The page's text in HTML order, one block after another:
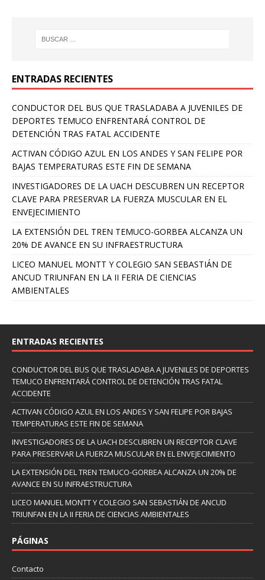
ENTRADAS RECIENTES
CONDUCTOR DEL BUS QUE TRASLADABA A JUVENILES DE
DEPORTES TEMUCO ENFRENTARÁ CONTROL DE
DETENCIÓN TRAS FATAL ACCIDENTE
ACTIVAN CÓDIGO AZUL EN LOS ANDES Y SAN FELIPE POR
BAJAS TEMPERATURAS ESTE FIN DE SEMANA
INVESTIGADORES DE LA UACH DESCUBREN UN RECEPTOR
CLAVE PARA PRESERVAR LA FUERZA MUSCULAR EN EL
ENVEJECIMIENTO
LA EXTENSIÓN DEL TREN TEMUCO-GORBEA ALCANZA UN
20% DE AVANCE EN SU INFRAESTRUCTURA
LICEO MANUEL MONTT Y COLEGIO SAN SEBASTIÁN DE
ANCUD TRIUNFAN EN LA II FERIA DE CIENCIAS
AMBIENTALES
ENTRADAS RECIENTES
CONDUCTOR DEL BUS QUE TRASLADABA A JUVENILES DE DEPORTES
TEMUCO ENFRENTARÁ CONTROL DE DETENCIÓN TRAS FATAL
ACCIDENTE
ACTIVAN CÓDIGO AZUL EN LOS ANDES Y SAN FELIPE POR BAJAS
TEMPERATURAS ESTE FIN DE SEMANA
INVESTIGADORES DE LA UACH DESCUBREN UN RECEPTOR CLAVE
PARA PRESERVAR LA FUERZA MUSCULAR EN EL ENVEJECIMIENTO
LA EXTENSIÓN DEL TREN TEMUCO-GORBEA ALCANZA UN 20% DE
AVANCE EN SU INFRAESTRUCTURA
LICEO MANUEL MONTT Y COLEGIO SAN SEBASTIÁN DE ANCUD
TRIUNFAN EN LA II FERIA DE CIENCIAS AMBIENTALES
PÁGINAS
Contacto